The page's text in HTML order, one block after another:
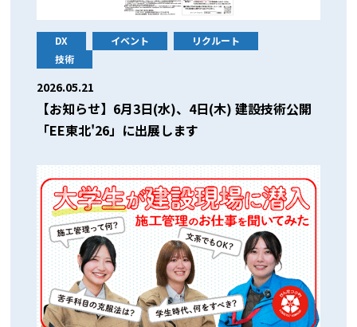
DX イベント
リクルート
技術
2026.05.21
【お知らせ】6月3日(水)、4日(木) 建設技術公開
「EE東北'26」に出展します